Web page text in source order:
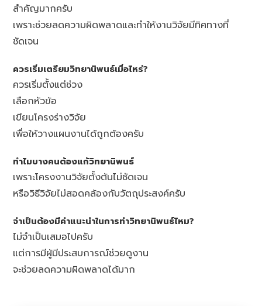
สำคัญมากครับ
เพราะช่วยลดความผิดพลาดและทำให้งานวิจัยมีทิศทางที่
ชัดเจน
ควรเริ่มเตรียมวิทยานิพนธ์เมื่อไหร่?
ควรเริ่มตั้งแต่ช่วง
เลือกหัวข้อ
เขียนโครงร่างวิจัย
เพื่อให้วางแผนงานได้ถูกต้องครับ
ทำไมบางคนต้องแก้วิทยานิพนธ์
เพราะโครงงานวิจัยตั้งต้นไม่ชัดเจน
หรือวิธีวิจัยไม่สอดคล้องกับวัตถุประสงค์ครับ
จำเป็นต้องมีคำแนะนำในการทำวิทยานิพนธ์ไหม?
ไม่จำเป็นเสมอไปครับ
แต่การมีผู้มีประสบการณ์ช่วยดูงาน
จะช่วยลดความผิดพลาดได้มาก